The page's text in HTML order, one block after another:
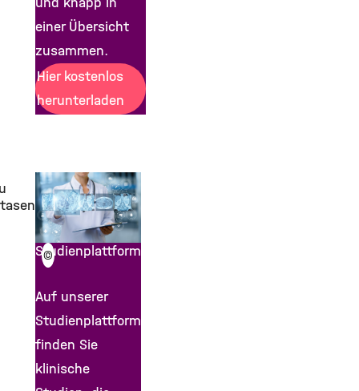
einer Übersicht
zusammen.
Hier kostenlos
herunterladen
Studienplattform
Auf unserer
Studienplattform
finden Sie
klinische
©